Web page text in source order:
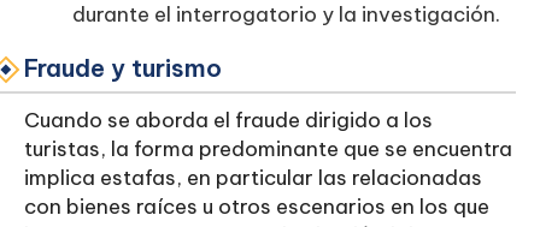
durante el interrogatorio y la investigación.
Fraude y turismo
Cuando se aborda el fraude dirigido a los
turistas, la forma predominante que se encuentra
implica estafas, en particular las relacionadas
con bienes raíces u otros escenarios en los que